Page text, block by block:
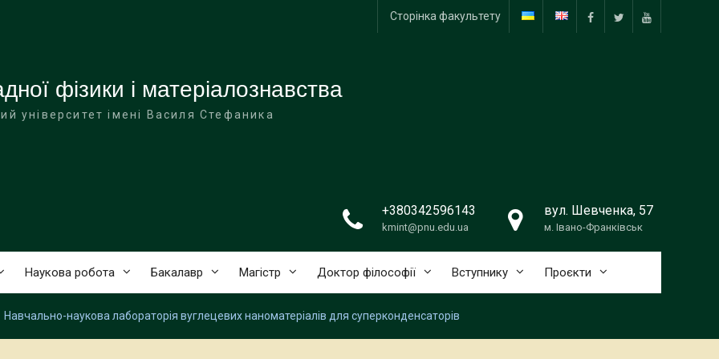
FacebookTwitter Youtube
Сторінка факультету
фізики і матеріалознавства
університет імені Василя Стефаника
+380342596143
kmint@pnu.edu.ua
вул. Шевченка, 57
м. Івано-Франківськ
Наукова робота Бакалавр Магістр Доктор філософії Вступнику Проєкти
Навчально-наукова лабораторія вуглецевих наноматеріалів для суперконденсаторів